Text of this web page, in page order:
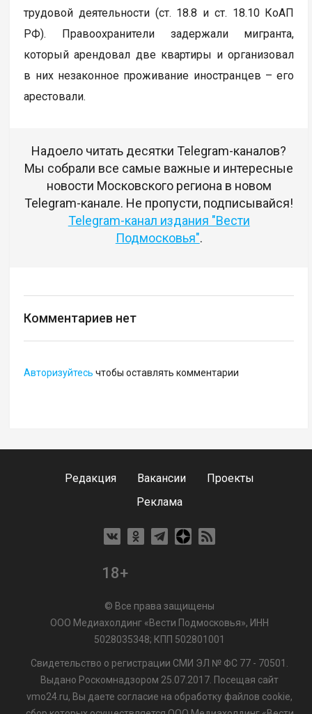
трудовой деятельности (ст. 18.8 и ст. 18.10 КоАП
РФ). Правоохранители задержали мигранта,
который арендовал две квартиры и организовал
в них незаконное проживание иностранцев – его
арестовали.
Надоело читать десятки Telegram-каналов?
Мы собрали все самые важные и интересные
новости Московского региона в новом
Telegram-канале. Не пропусти, подписывайся!
Telegram-канал издания "Вести
Подмосковья".
Комментариев нет
Авторизуйтесь чтобы оставлять комментарии
Редакция Вакансии
Проекты
Реклама
18+
© Все права защищены
ООО Медиахолдинг «Вести Подмосковья», ИНН
5028035348; КПП 502801001
Свидетельство о регистрации СМИ ЭЛ № ФС 77 - 70501.
Выдано Роскомнадзором 25.07.2017. Посещая сайт
vmo24.ru, Вы даете согласие на обработку файлов cookie,